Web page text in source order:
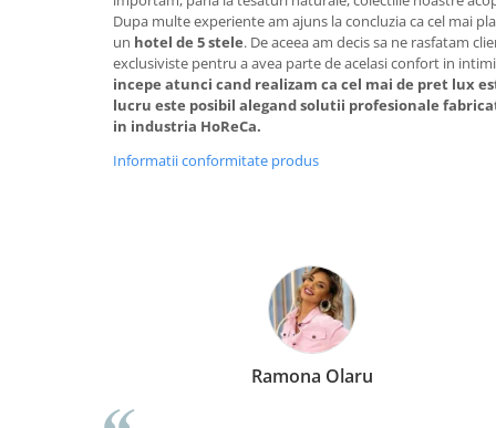
Dupa multe experiente am ajuns la concluzia ca cel mai
un hotel de 5 stele. De aceea am decis sa ne rasfatam
exclusiviste pentru a avea parte de acelasi confort in
incepe atunci cand realizam ca cel mai de pret lux
lucru este posibil alegand solutii profesionale
in industria HoReCa.
Informatii conformitate produs